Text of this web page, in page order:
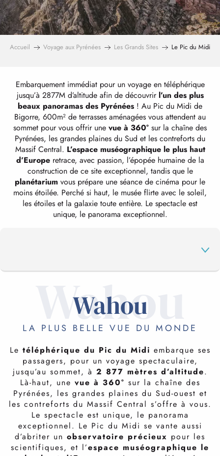
Accueil Voyage aux Pyrénées Les Grands Sites Le Pic du Midi
Embarquement immédiat pour un voyage en téléphérique
jusqu’à 2877M d’altitude afin de découvrir l’un des plus
beaux panoramas des Pyrénées ! Au Pic du Midi de
Bigorre, 600m² de terrasses aménagées vous attendent au
sommet pour vous offrir une vue à 360° sur la chaîne des
Pyrénées, les grandes plaines du Sud et les contreforts du
Massif Central. L’espace muséographique le plus haut
d’Europeretrace, avec passion, l’épopée humaine de la
construction de ce site exceptionnel, tandis que le
planétarium vous prépare une séance de cinéma pour le
moins étoilée. Perché si haut, le musée flirte avec le soleil,
les étoiles et la galaxie toute entière. Le spectacle est
unique, le panorama exceptionnel.
LE PANORAMA
VISITER LE PIC DU MIDI
EN VACANCES
FAQ
Wahou
Wahou
LA PLUS BELLE VUE DU MONDE
Le téléphérique du Pic du Midi embarque ses
passagers, pour un voyage spectaculaire,
jusqu’au sommet, à 2 877 mètres d’altitude.
Là-haut, une vue à 360° sur la chaîne des
Pyrénées, les grandes plaines du Sud-ouest et
les contreforts du Massif Central s’offre à vous.
Le spectacle est unique, le panorama
exceptionnel. Le Pic du Midi se vante aussi
d’abriter un observatoire précieux pour les
scientifiques, et l’espace muséographique le